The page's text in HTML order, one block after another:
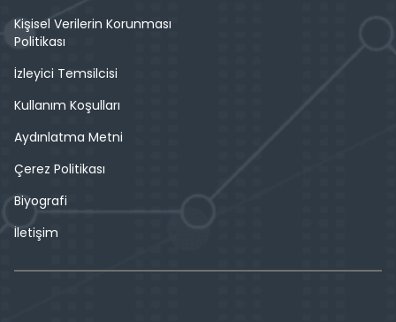
Kişisel Verilerin Korunması
Politikası
İzleyici Temsilcisi
Kullanım Koşulları
Aydınlatma Metni
Çerez Politikası
Biyografi
İletişim